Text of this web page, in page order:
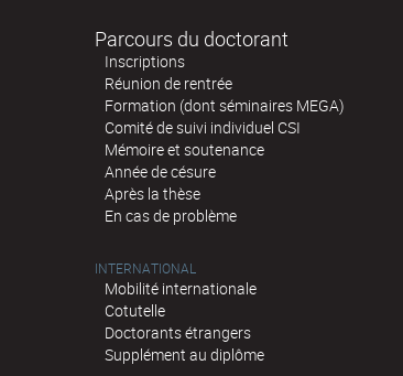
Parcours du doctorant
Inscriptions
Réunion de rentrée
Formation (dont séminaires MEGA)
Comité de suivi individuel CSI
Mémoire et soutenance
Année de césure
Après la thèse
En cas de problème
INTERNATIONAL
Mobilité internationale
Cotutelle
Doctorants étrangers
Supplément au diplôme